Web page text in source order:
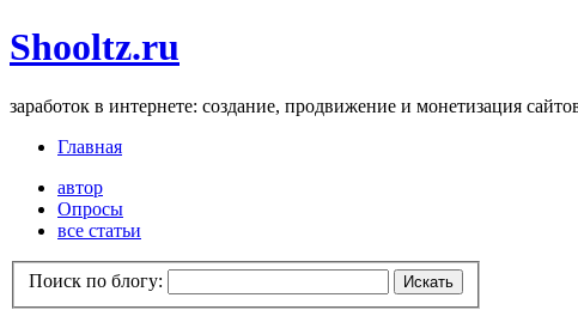
Shooltz.ru
заработок в интернете: создание, продвижение и монетизация
Главная
автор
Опросы
все статьи
Поиск по блогу: